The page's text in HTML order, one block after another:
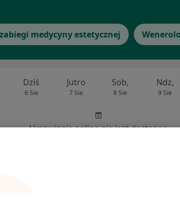
medycyny estetycznej
Dziś
6 Sie
Jutro
7 Sie
Sob,
8 Sie
Ndz,
9 Sie
Umawianie online nie jest dostępne